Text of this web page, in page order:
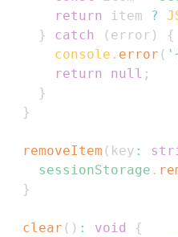
return
item ?
}
catch ( error )
{
console . error ( '
return
null ;
}
}
removeItem ( key :
sessionStorage .
}
clear ( ) : void
{